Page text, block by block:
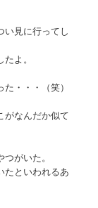
い見に行ってし
よ。
・・・（笑）
がなんだか似て
がいた。
たといわれるあ